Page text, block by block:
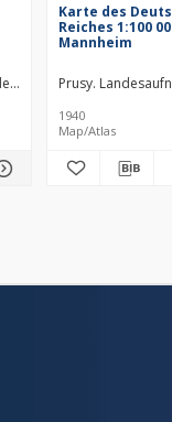
Rudolf Macoun, V.
Wydawca
Karte des
Reiches 1:100
Mannheim
Prusy.
1940
Map/Atlas